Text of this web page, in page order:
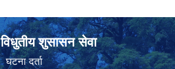
विधुतीय शुसासन सेवा
घटना दर्ता